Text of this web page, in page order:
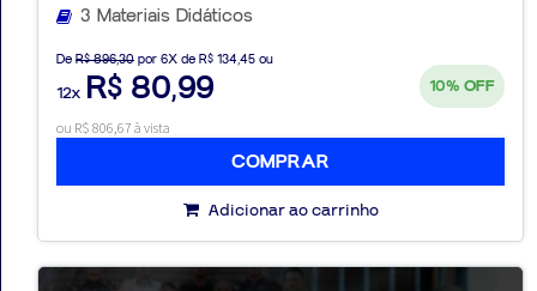
3 Materiais Didáticos
De R$ 896,30 por 6X de R$ 134,45 ou
12x R$ 80,99 10% OFF
ou R$ 806,67 à vista
COMPRAR
Adicionar ao carrinho